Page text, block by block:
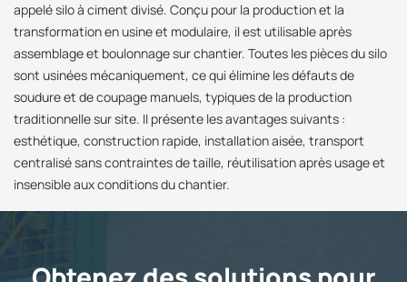
appelé silo à ciment divisé. Conçu pour la production et la
transformation en usine et modulaire, il est utilisable après
assemblage et boulonnage sur chantier. Toutes les pièces du silo
sont usinées mécaniquement, ce qui élimine les défauts de
soudure et de coupage manuels, typiques de la production
traditionnelle sur site. Il présente les avantages suivants :
esthétique, construction rapide, installation aisée, transport
centralisé sans contraintes de taille, réutilisation après usage et
insensible aux conditions du chantier.